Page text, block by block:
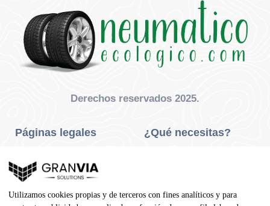
Derechos reservados 2025.
Páginas legales
Privacidad Y Cookies
Aviso Legal
Condiciones De Compra
¿Qué necesitas?
Neumáticos Agrícola
Utilizamos cookies propias y de terceros con fines analíticos y para